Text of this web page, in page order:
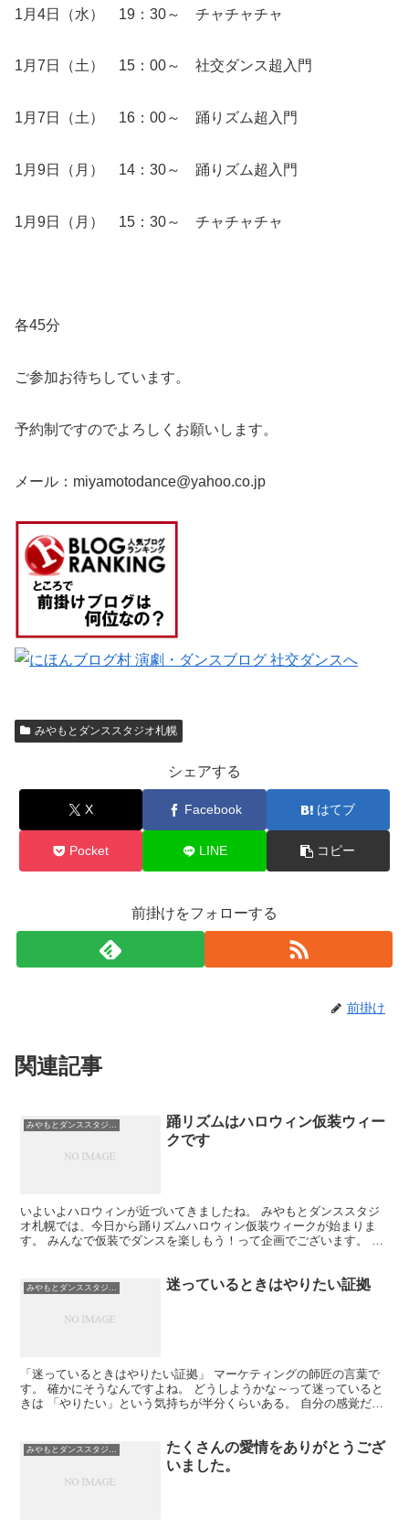
1月4日（水） 19：30～ チャチャチャ
1月7日（土） 15：00～ 社交ダンス超入門
1月7日（土） 16：00～ 踊りズム超入門
1月9日（月） 14：30～ 踊りズム超入門
1月9日（月） 15：30～ チャチャチャ
各45分
ご参加お待ちしています。
予約制ですのでよろしくお願いします。
メール：miyamotodance@yahoo.co.jp
みやもとダンススタジオ札幌
シェアする
X Facebook はてブ
Pocket LINE コピー
前掛けをフォローする
前掛け
関連記事
踊リズムはハロウィン仮装ウィー
クです
いよいよハロウィンが近づいてきましたね。 みやもとダンススタジ
オ札幌では、今日から踊りズムハロウィン仮装ウィークが始まりま
す。 みんなで仮装でダンスを楽しもう！って企画でございます。 毎
迷っているときはやりたい証拠
「迷っているときはやりたい証拠」 マーケティングの師匠の言葉で
す。 確かにそうなんですよね。 どうしようかな～って迷っていると
きは 「やりたい」という気持ちが半分くらいある。 自分の感覚だと
みやもとダンススタジオ札幌
たくさんの愛情をありがとうござ
いました。